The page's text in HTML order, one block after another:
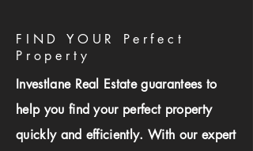
FIND YOUR Perfect
Property
Investlane Real Estate guarantees to
help you find your perfect property
quickly and efficiently. With our expert